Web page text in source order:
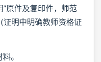
原件及复印件，师范
明中明确教师资格证
。